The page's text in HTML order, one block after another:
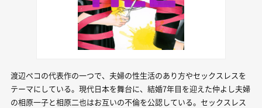
渡辺ペコの代表作の一つで、夫婦の性生活のあり方やセックスレスを
テーマにしている。現代日本を舞台に、結婚7年目を迎えた仲よし夫婦
の相原一子と相原二也はお互いの不倫を公認している。セックスレス